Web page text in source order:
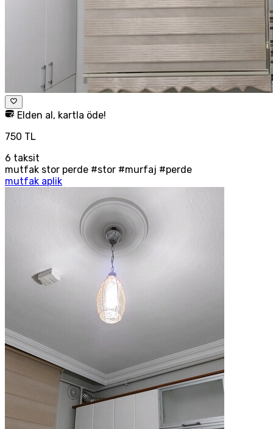
Elden al, kartla öde!
750 TL
6 taksit
mutfak stor perde #stor #murfaj #perde
mutfak aplik